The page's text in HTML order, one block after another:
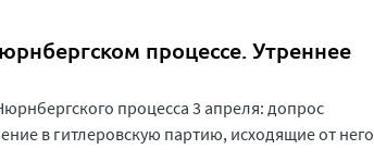
процессе. Утреннее
процесса 3 апреля: допрос
в гитлеровскую партию, исходящие от него